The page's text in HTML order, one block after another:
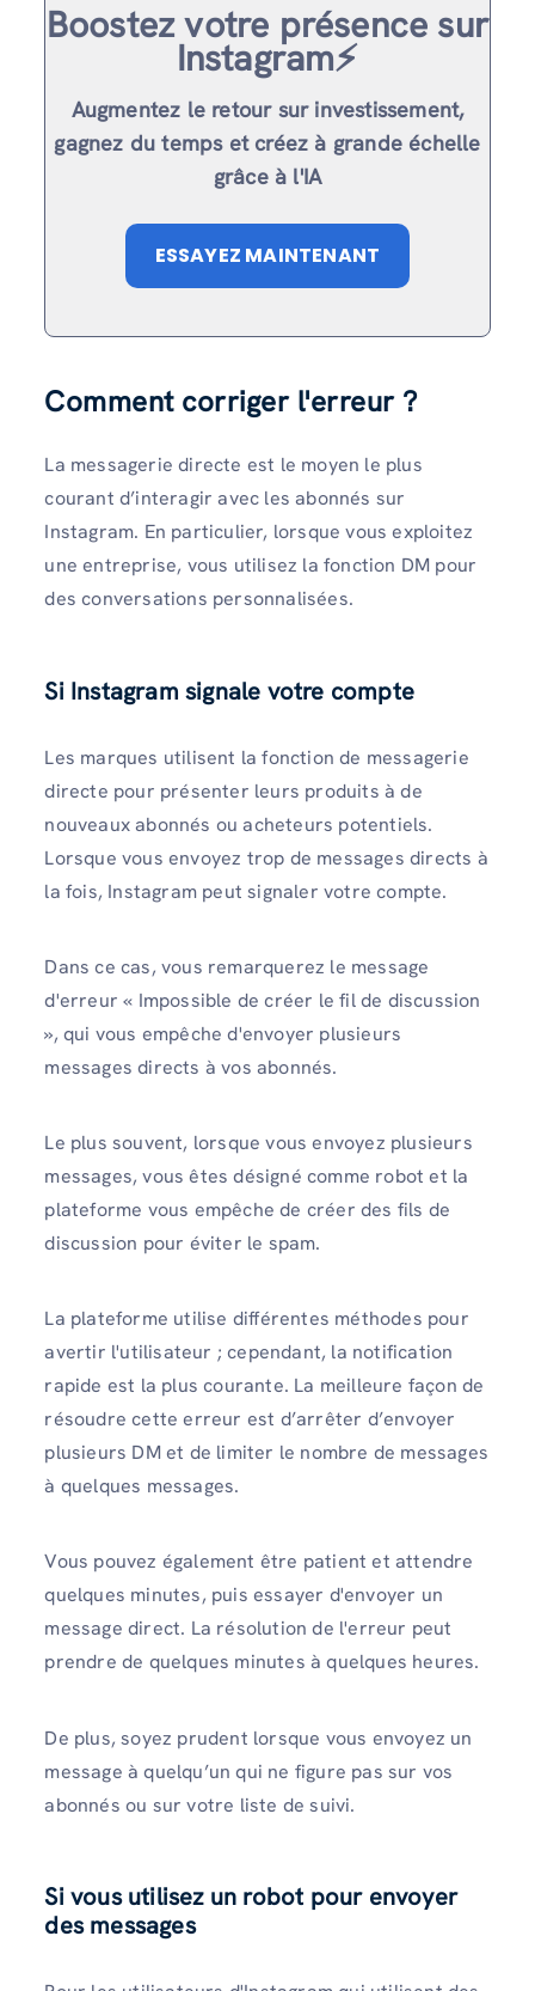
Boostez votre présence sur
Instagram⚡️
Augmentez le retour sur investissement,
gagnez du temps et créez à grande échelle
grâce à l'IA
ESSAYEZ MAINTENANT
Comment corriger l'erreur ?
La messagerie directe est le moyen le plus
courant d’interagir avec les abonnés sur
Instagram. En particulier, lorsque vous exploitez
une entreprise, vous utilisez la fonction DM pour
des conversations personnalisées.
Si Instagram signale votre compte
Les marques utilisent la fonction de messagerie
directe pour présenter leurs produits à de
nouveaux abonnés ou acheteurs potentiels.
Lorsque vous envoyez trop de messages directs à
la fois, Instagram peut signaler votre compte.
Dans ce cas, vous remarquerez le message
d'erreur « Impossible de créer le fil de discussion
», qui vous empêche d'envoyer plusieurs
messages directs à vos abonnés.
Le plus souvent, lorsque vous envoyez plusieurs
messages, vous êtes désigné comme robot et la
plateforme vous empêche de créer des fils de
discussion pour éviter le spam.
La plateforme utilise différentes méthodes pour
avertir l'utilisateur ; cependant, la notification
rapide est la plus courante. La meilleure façon de
résoudre cette erreur est d’arrêter d’envoyer
plusieurs DM et de limiter le nombre de messages
à quelques messages.
Vous pouvez également être patient et attendre
quelques minutes, puis essayer d'envoyer un
message direct. La résolution de l'erreur peut
prendre de quelques minutes à quelques heures.
De plus, soyez prudent lorsque vous envoyez un
message à quelqu’un qui ne figure pas sur vos
abonnés ou sur votre liste de suivi.
Si vous utilisez un robot pour envoyer
des messages